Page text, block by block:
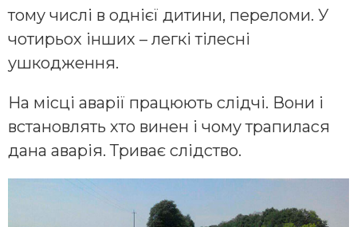
тому числі в однієї дитини, переломи. У
чотирьох інших – легкі тілесні
ушкодження.
На місці аварії працюють слідчі. Вони і
встановлять хто винен і чому трапилася
дана аварія. Триває слідство.